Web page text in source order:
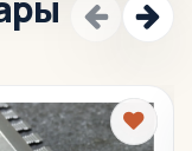
(истирания,